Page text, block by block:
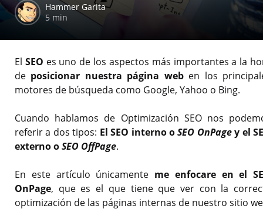
Hammer Garita
5 min
El SEO es uno de los aspectos más importantes a la
de posicionar nuestra página weben los
motores de búsqueda como Google, Yahoo o Bing.
Cuando hablamos de Optimización SEO nos
referir a dos tipos: El SEO interno oSEO OnPagey el
externo oSEO OffPage.
En este artículo únicamente me enfocare en el
OnPage, que es el que tiene que ver con la
optimización de las páginas internas de nuestro sitio